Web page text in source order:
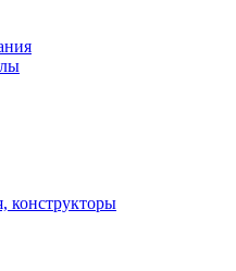
конструкторы